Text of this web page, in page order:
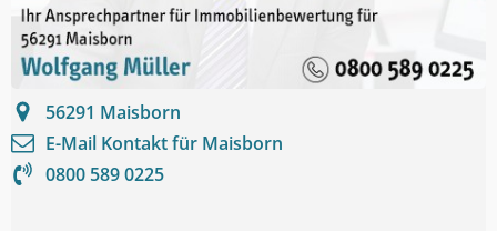
56291 Maisborn
E-Mail Kontakt für Maisborn
0800 589 0225